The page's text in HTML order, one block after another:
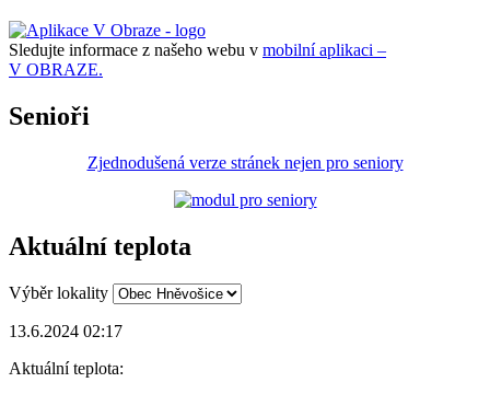
Sledujte informace z našeho webu v mobilní aplikaci –
V OBRAZE.
Senioři
Zjednodušená verze stránek nejen pro seniory
Aktuální teplota
Výběr lokality
13.6.2024 02:17
Aktuální teplota: